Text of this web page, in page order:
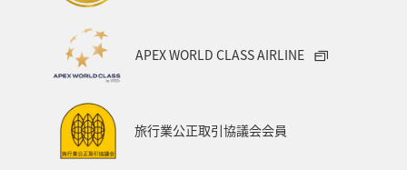
旅アト
日常生活でマイルを貯める（外出先でためる）
日本の歴史・文化・芸術
ANAグルメマイル
APEX WORLD CLASS AIRLINE
旅行業公正取引協議会会員